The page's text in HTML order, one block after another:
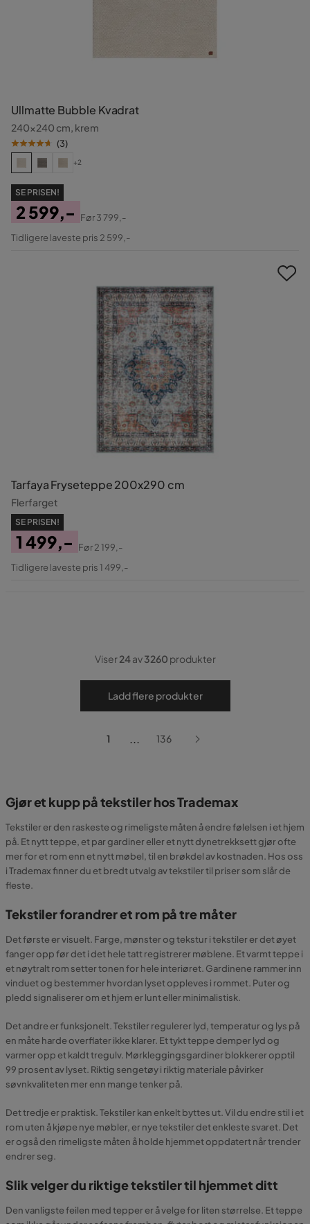
Ullmatte Bubble Kvadrat
240x240 cm, krem
(3)
+2
SE PRISEN!
Pris
2 599,-
Original
Før3 799,-
Tidligere laveste pris 2 599,-
Tarfaya Fryseteppe 200x290 cm
Flerfarget
SE PRISEN!
Pris
1 499,-
Original
Før2 199,-
Tidligere laveste pris 1 499,-
Viser24av3260 produkter
Ladd flere produkter
1 ... 136
Gjør et kupp på tekstiler hos Trademax
Tekstiler er den raskeste og rimeligste måten å endre følelsen i et hjem
på. Et nytt teppe, et par gardiner eller et nytt dynetrekksett gjør ofte
mer for et rom enn et nytt møbel, til en brøkdel av kostnaden. Hos oss
i Trademax finner du et bredt utvalg av tekstiler til priser som slår de
fleste.
Tekstiler forandrer et rom på tre måter
Det første er visuelt. Farge, mønster og tekstur i tekstiler er det øyet
fanger opp før det i det hele tatt registrerer møblene. Et varmt teppe i
et nøytralt rom setter tonen for hele interiøret. Gardinene rammer inn
vinduet og bestemmer hvordan lyset oppleves i rommet. Puter og
pledd signaliserer om et hjem er lunt eller minimalistisk.
Det andre er funksjonelt. Tekstiler regulerer lyd, temperatur og lys på
en måte harde overflater ikke klarer. Et tykt teppe demper lyd og
varmer opp et kaldt tregulv. Mørkleggingsgardiner blokkerer opptil
99 prosent av lyset. Riktig sengetøy i riktig materiale påvirker
søvnkvaliteten mer enn mange tenker på.
Det tredje er praktisk. Tekstiler kan enkelt byttes ut. Vil du endre stil i et
rom uten å kjøpe nye møbler, er nye tekstiler det enkleste svaret. Det
er også den rimeligste måten å holde hjemmet oppdatert når trender
endrer seg.
Slik velger du riktige tekstiler til hjemmet ditt
Den vanligste feilen med tepper er å velge for liten størrelse. Et teppe